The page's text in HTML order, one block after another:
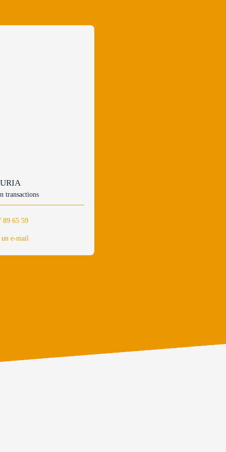
transactions
89 65 59
e-mail